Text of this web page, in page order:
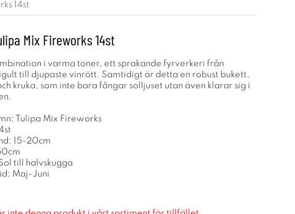
14st
Mix Fireworks 14st
i varma toner, ett sprakande fyrverkeri från
till djupaste vinrött. Samtidigt är detta en robust bukett,
kruka, som inte bara fångar solljuset utan även klarar sig i
Tulipa Mix Fireworks
15-20cm
till halvskugga
Maj-Juni